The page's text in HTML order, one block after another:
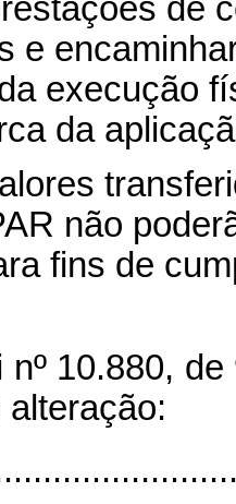
de
e
execução
da
não
fins de
nº 10.880,